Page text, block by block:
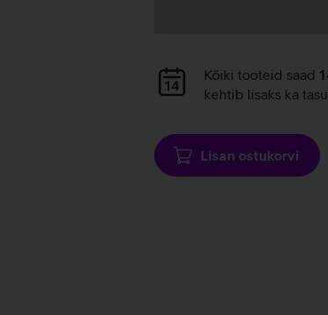
Andmete
laadimine
Kõiki tooteid saad
kehtib lisaks ka
Lisan ostukorvi